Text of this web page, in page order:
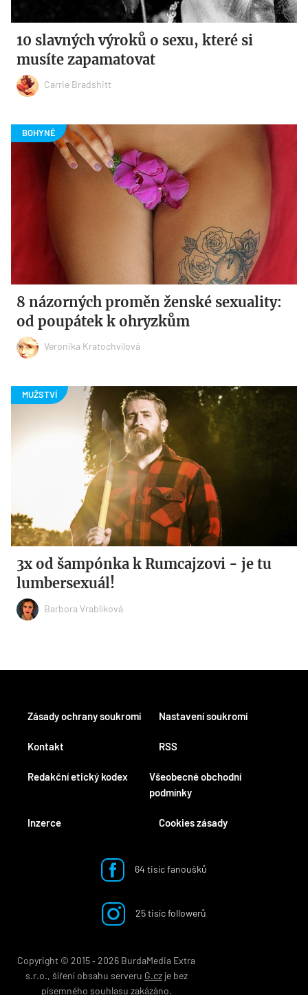
10 slavných výroků o sexu, které si
musíte zapamatovat
Carrie Bradshitt
8 názorných proměn ženské sexuality:
od poupátek k ohryzkům
Veronika Kratochvílová
3x od šampónka k Rumcajzovi - je tu
lumbersexuál!
Barbora Vrablíková
Kontakt
Redakční etický kodex
Inzerce
RSS
Všeobecné obchodní
podmínky
Cookies zásady
Zásady ochrany soukromí Nastavení soukromí
64 tisíc fanoušků
25 tisíc followerů
Copyright © 2015 ‐ 2026 BurdaMedia Extra
s.r.o., šíření obsahu serveru G.czje bez
písemného souhlasu zakázáno.